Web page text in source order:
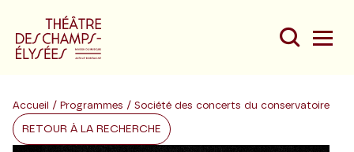
Accueil / Programmes / Société des concerts du conservatoire
RETOUR À LA RECHERCHE